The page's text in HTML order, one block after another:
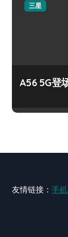
三星
A56 5G登
友情链接： 手